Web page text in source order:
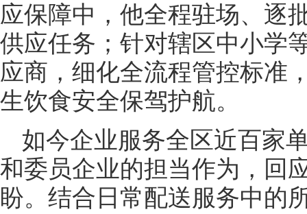
应保障中，他全程驻场、逐
供应任务；针对辖区中小学
应商，细化全流程管控标准
生饮食安全保驾护航。
如今企业服务全区近百家
和委员企业的担当作为，回
盼。结合日常配送服务中的